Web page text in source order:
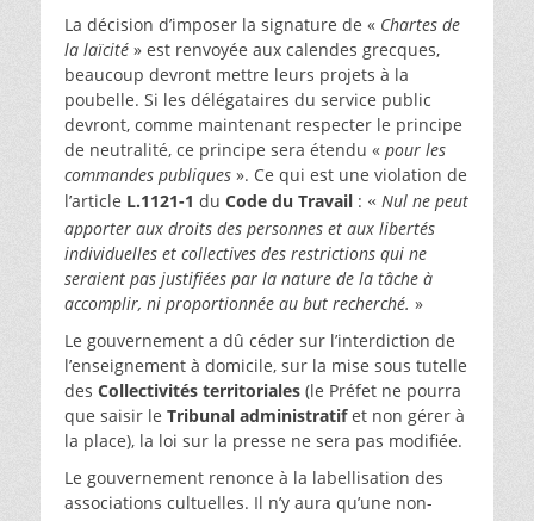
La décision d’imposer la signature de « Chartes de
la laïcité » est renvoyée aux calendes grecques,
beaucoup devront mettre leurs projets à la
poubelle. Si les délégataires du service public
devront, comme maintenant respecter le principe
de neutralité, ce principe sera étendu « pour les
commandes publiques ». Ce qui est une violation de
l’article L.1121-1 du Code du Travail : « Nul ne peut
apporter aux droits des personnes et aux libertés
individuelles et collectives des restrictions qui ne
seraient pas justifiées par la nature de la tâche à
accomplir, ni proportionnée au but recherché. »
Le gouvernement a dû céder sur l’interdiction de
l’enseignement à domicile, sur la mise sous tutelle
des Collectivités territoriales (le Préfet ne pourra
que saisir le Tribunal administratifet non gérer à
la place), la loi sur la presse ne sera pas modifiée.
Le gouvernement renonce à la labellisation des
associations cultuelles. Il n’y aura qu’une non-